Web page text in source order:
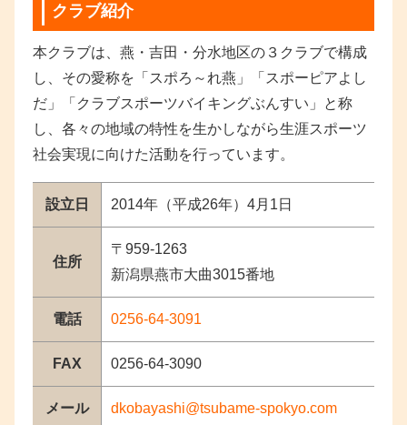
クラブ紹介
本クラブは、燕・吉田・分水地区の３クラブで構成
し、その愛称を「スポろ～れ燕」「スポーピアよし
だ」「クラブスポーツバイキングぶんすい」と称
し、各々の地域の特性を生かしながら生涯スポーツ
社会実現に向けた活動を行っています。
設立日 2014年（平成26年）4月1日
住所
〒959-1263
新潟県燕市大曲3015番地
電話 0256-64-3091
FAX 0256-64-3090
メール dkobayashi@tsubame-spokyo.com